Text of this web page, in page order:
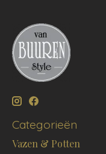
Categorieën
Vazen & Potten